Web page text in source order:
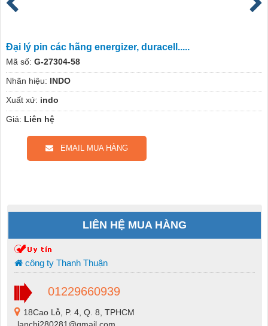
Đại lý pin các hãng energizer, duracell.....
Mã số: G-27304-58
Nhãn hiệu: INDO
Xuất xứ: indo
Giá: Liên hệ
EMAIL MUA HÀNG
LIÊN HỆ MUA HÀNG
công ty Thanh Thuận
01229660939
18Cao Lỗ, P. 4, Q. 8, TPHCM